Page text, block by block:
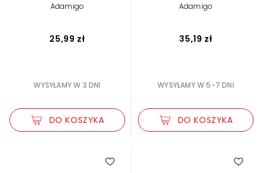
Adamigo
25,99 zł
WYSYŁAMY W 3 DNI
DO KOSZYKA
Adamigo
35,19 zł
WYSYŁAMY W 5-7 DNI
DO KOSZYKA